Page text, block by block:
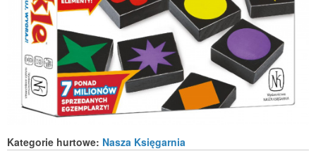
Kategorie hurtowe: Nasza Księgarnia